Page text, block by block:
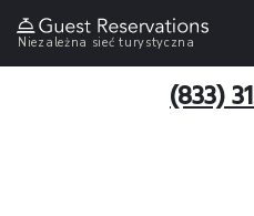
Niezależna sieć turystyczna
(833)